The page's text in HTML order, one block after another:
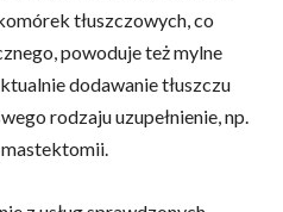
tłuszczowych, co
powoduje też mylne
dodawanie tłuszczu
rodzaju uzupełnienie, np.